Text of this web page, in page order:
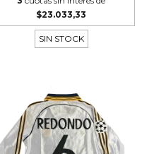
$23.033,33
SIN STOCK